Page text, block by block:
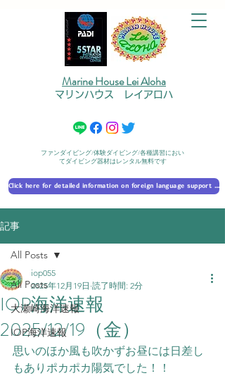
Marine House Lei Aloha
マリンハウス レイアロハ
ファンダイビング/体験ダイビング/各種講習におい
てダイビング器材はレンタル無料です
Click here for detailed information on foreign language support 外国語対応の詳細に​ついて
記事
All Posts
大瀬崎海洋速報
IOP海洋速報
All Posts
IOP海洋速報
2025/12/19（金）
iop055
2025年12月19日 読了時間: 2分
思いのほか風も吹かずお昼には日差し
もありポカポカ陽気でした！！